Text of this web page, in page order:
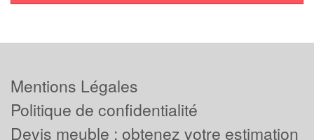
Mentions Légales
Politique de confidentialité
Devis meuble : obtenez votre estimation